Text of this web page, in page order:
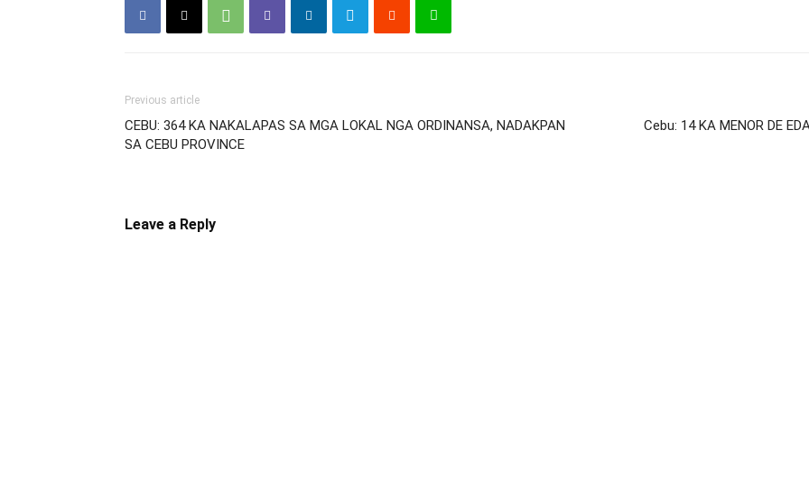
Previous article
CEBU: 364 KA NAKALAPAS SA MGA LOKAL NGA ORDINANSA, NADAKPAN
SA CEBU PROVINCE
Cebu: 14 KA MENOR DE
Leave a Reply